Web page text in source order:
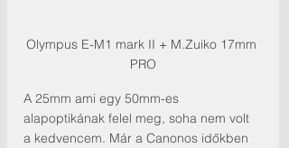
Olympus E-M1 mark II + M.Zuiko 17mm
PRO
A 25mm ami egy 50mm-es
alapoptikának felel meg, soha nem volt
a kedvencem. Már a Canonos időkben